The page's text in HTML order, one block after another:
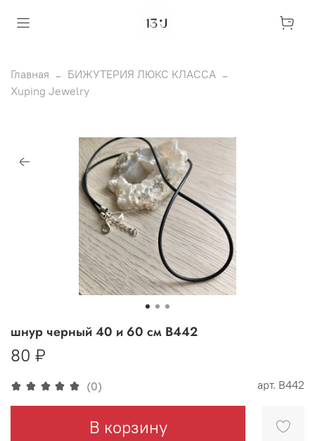
Главная
БИЖУТЕРИЯ ЛЮКС КЛАССА
Xuping Jewelry
(0) арт. В442
шнур черный 40 и 60 см В442
80 ₽
В корзину